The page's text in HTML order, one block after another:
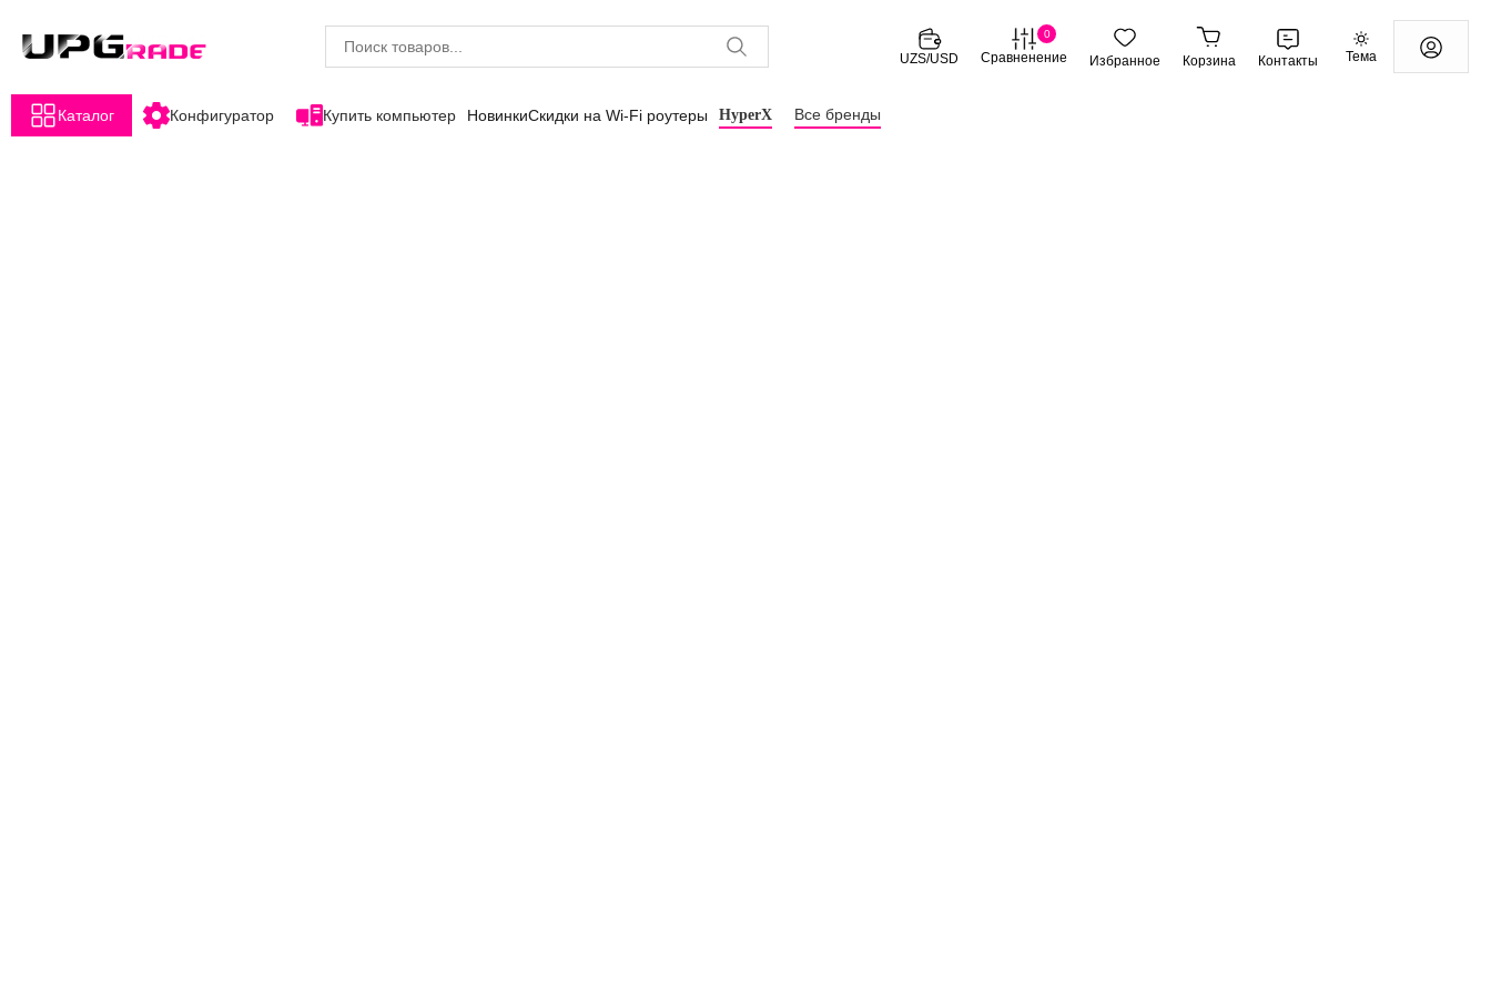
UZS/USD
0
Сравненение Избранное Корзина Контакты Тема
Каталог Конфигуратор Купить компьютер НовинкиСкидки на Wi-Fi роутеры HyperX Все бренды